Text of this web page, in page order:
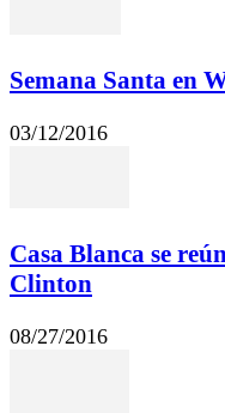
Semana Santa en
03/12/2016
Casa Blanca se
Clinton
08/27/2016